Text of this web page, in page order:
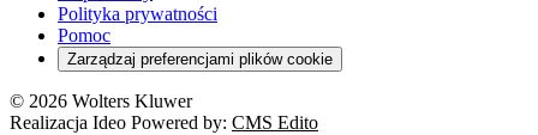
Polityka prywatności
Pomoc
Zarządzaj preferencjami plików cookie
© 2026 Wolters Kluwer
Realizacja Ideo Powered by: CMS Edito